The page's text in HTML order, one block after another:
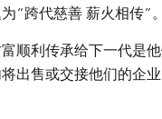
“跨代慈善 薪火相传”。
顺利传承给下一代是
出售或交接他们的企